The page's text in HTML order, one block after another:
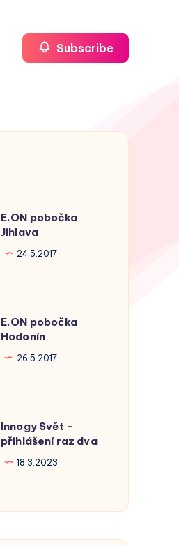
Subscribe
E.ON pobočka
Jihlava
24.5.2017
E.ON pobočka
Hodonín
26.5.2017
Innogy Svět –
přihlášení raz dva
18.3.2023